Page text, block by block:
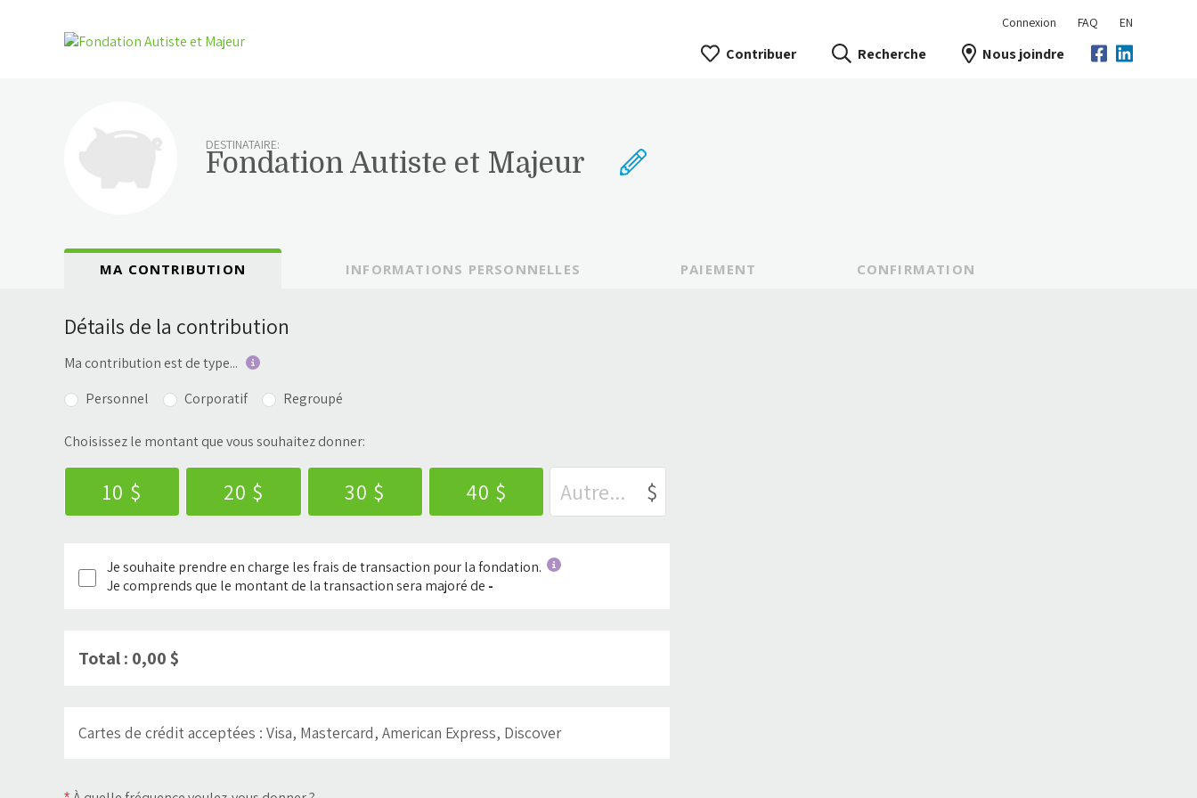
Connexion FAQ EN
Contribuer Recherche Nous joindre
Fondation Autiste et Majeur
DESTINATAIRE:
MA CONTRIBUTION INFORMATIONS PERSONNELLES PAIEMENT CONFIRMATION
Détails de la contribution
Ma contribution est de type...
Personnel
Corporatif Regroupé
Choisissez le montant que vous souhaitez donner:
10 $ 20 $ 30 $ 40 $ $
Je souhaite prendre en charge les frais de transaction pour la fondation.
Je comprends que le montant de la transaction sera majoré de -
Total : 0,00 $
Cartes de crédit acceptées : Visa, Mastercard, American Express, Discover